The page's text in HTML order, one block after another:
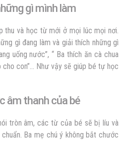
gì mình làm
thu và học từ mới ở mọi lúc mọi nơi.
gì đang làm và giải thích những gì
uống nước”, “ Ba thích ăn cà chua
cho con”… Như vậy sẽ giúp bé tự học
âm thanh của bé
tròn âm, các từ của bé sẽ bị líu và
Ba mẹ chú ý không bắt chước